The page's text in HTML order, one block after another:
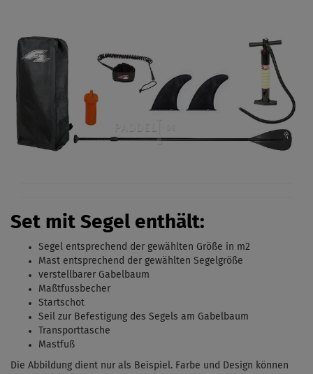
Set mit Segel enthält:
Segel entsprechend der gewählten Größe in m2
Mast entsprechend der gewählten Segelgröße
verstellbarer Gabelbaum
Maßtfussbecher
Startschot
Seil zur Befestigung des Segels am Gabelbaum
Transporttasche
Mastfuß
Die Abbildung dient nur als Beispiel. Farbe und Design können